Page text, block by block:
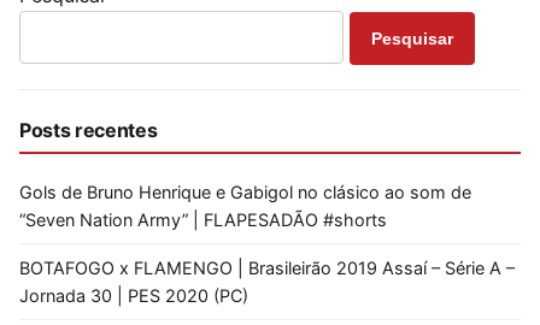
Pesquisar
Posts recentes
Gols de Bruno Henrique e Gabigol no clásico ao som de
“Seven Nation Army” | FLAPESADÃO #shorts
BOTAFOGO x FLAMENGO | Brasileirão 2019 Assaí – Série A –
Jornada 30 | PES 2020 (PC)